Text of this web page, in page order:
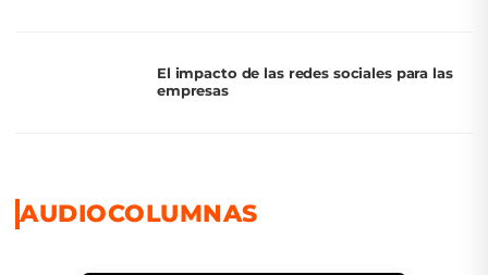
El impacto de las redes sociales para las
empresas
AUDIOCOLUMNAS